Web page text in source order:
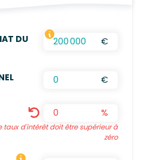
DU
€
€
%
taux d'intérêt doit être supérieur à
zéro